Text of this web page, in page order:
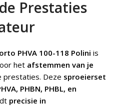
Prestaties
PHVA 100-118 Polini is
het afstemmen van je
prestaties. Deze sproeierset
PHBN, PHBL, en
precisie in